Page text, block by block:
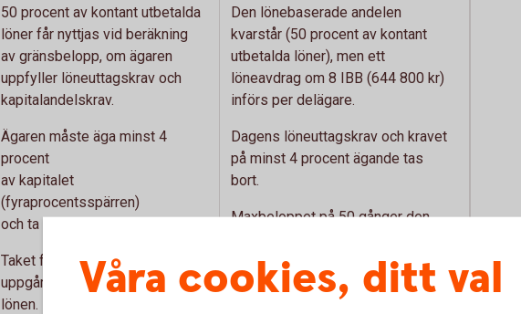
50 procent av kontant utbetalda
löner får nyttjas vid beräkning
av gränsbelopp, om ägaren
uppfyller löneuttagskrav och
kapitalandelskrav.
Ägaren måste äga minst 4
procent
av kapitalet
(fyraprocentsspärren)
och ta ut en viss lön.
Taket för lönebaserat utrymme
uppgår till 50 gånger den egna
lönen.
Den lönebaserade andelen
kvarstår (50 procent av kontant
utbetalda löner), men ett
löneavdrag om 8 IBB (644 800 kr)
införs per delägare.
Dagens löneuttagskrav och kravet
på minst 4 procent ägande tas
bort.
Maxbeloppet på 50 gånger den
att viss lön ändå behöver tas ut.
Våra cookies, ditt val